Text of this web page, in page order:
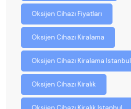
Oksijen Cihazı Fiyatları
Oksijen Cihazı Kiralama
Oksijen Cihazı Kiralama Istanbul
Oksijen Cihazı Kiralık